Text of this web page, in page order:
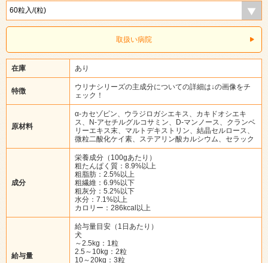
取扱い病院
在庫 あり
特徴
ウリナシリーズの主成分についての詳細は↓の画像をチ
ェック！
原材料
α-カセゾピン、ウラジロガシエキス、カキドオシエキ
ス、N-アセチルグルコサミン、D-マンノース、クランベ
リーエキス末、マルトデキストリン、結晶セルロース、
微粒二酸化ケイ素、ステアリン酸カルシウム、セラック
成分
栄養成分（100gあたり）
粗たんぱく質：8.9%以上
粗脂肪：2.5%以上
粗繊維：6.9%以下
粗灰分：5.2%以下
水分：7.1%以上
カロリー：286kcal以上
給与量
給与量目安（1日あたり）
犬
～2.5kg：1粒
2.5～10kg：2粒
10～20kg：3粒